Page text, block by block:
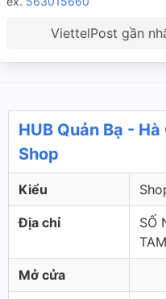
ViettelPost gần
HUB Quản Bạ -
Shop
Kiểu
Địa chỉ
SỐ
Mở cửa